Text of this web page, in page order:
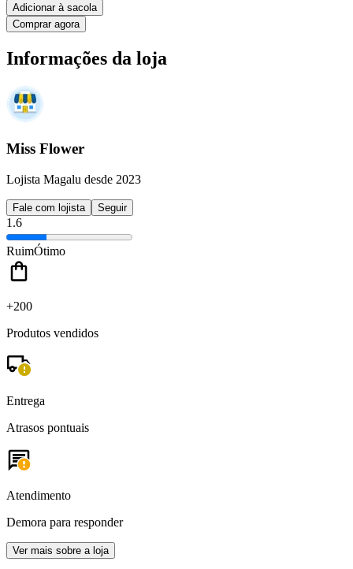
Adicionar à sacola
Comprar agora
Informações da loja
Miss Flower
Lojista Magalu desde 2023
Fale com lojista Seguir
1.6
RuimÓtimo
+200
Produtos vendidos
Entrega
Atrasos pontuais
Atendimento
Demora para responder
Ver mais sobre a loja